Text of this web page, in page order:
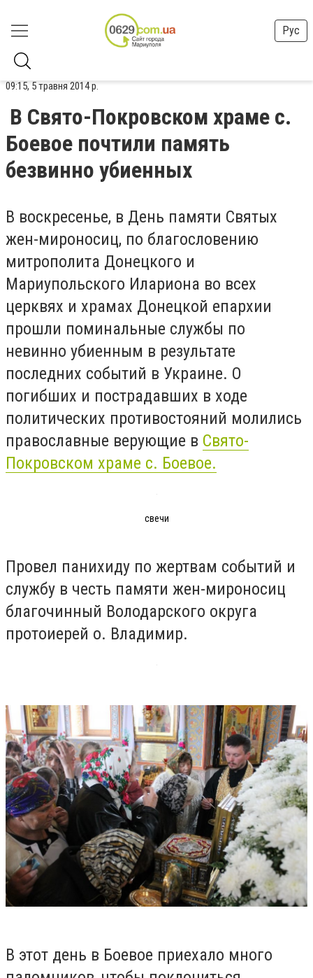
Рус
09:15, 5 травня 2014 р.
В Свято-Покровском храме с.
Боевое почтили память
безвинно убиенных
В воскресенье, в День памяти Святых
жен-мироносиц, по благословению
митрополита Донецкого и
Мариупольского Илариона во всех
церквях и храмах Донецкой епархии
прошли поминальные службы по
невинно убиенным в результате
последних событий в Украине. О
погибших и пострадавших в ходе
политических противостояний молились
православные верующие в Свято-
Покровском храме с. Боевое.
свечи
Провел панихиду по жертвам событий и
службу в честь памяти жен-мироносиц
благочинный Володарского округа
протоиерей о. Владимир.
В этот день в Боевое приехало много